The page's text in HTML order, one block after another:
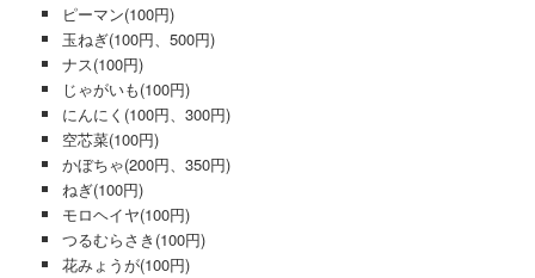
ピーマン(100円)
玉ねぎ(100円、500円)
ナス(100円)
じゃがいも(100円)
にんにく(100円、300円)
空芯菜(100円)
かぼちゃ(200円、350円)
ねぎ(100円)
モロヘイヤ(100円)
つるむらさき(100円)
花みょうが(100円)